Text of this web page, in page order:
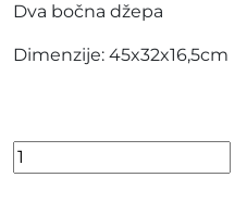
Dva bočna džepa
Dimenzije: 45x32x16,5cm